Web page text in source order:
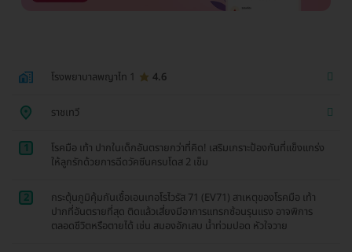
โรงพยาบาลพญาไท 1 4.6
ราชเทวี
1
โรคมือ เท้า ปากในเด็กอันตรายกว่าที่คิด! เสริมเกราะป้องกันที่แข็งแกร่ง
ให้ลูกรักด้วยการฉีดวัคซีนครบโดส 2 เข็ม
2
กระตุ้นภูมิคุ้มกันเชื้อเอนเทอโรไวรัส 71 (EV71) สาเหตุของโรคมือ เท้า
ปากที่อันตรายที่สุด ติดแล้วเสี่ยงมีอาการแทรกซ้อนรุนแรง อาจพิการ
ตลอดชีวิตหรือตายได้ เช่น สมองอักเสบ น้ำท่วมปอด หัวใจวาย